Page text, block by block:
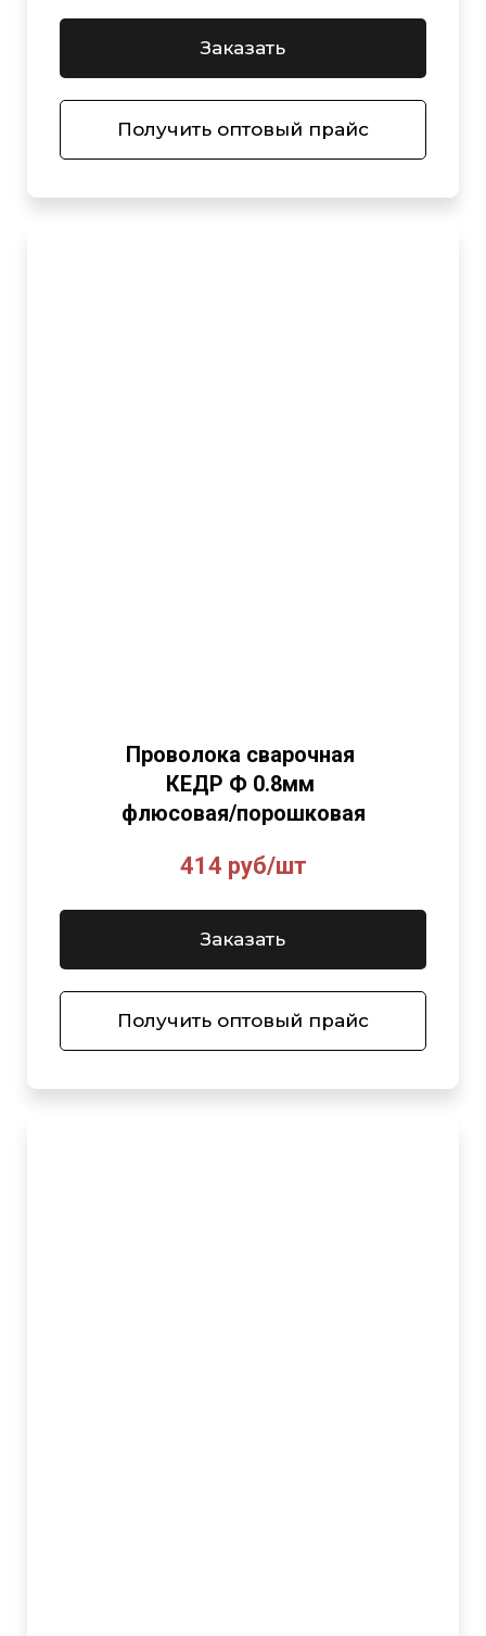
Заказать
Получить оптовый прайс
Проволока сварочная
КЕДР Ф 0.8мм
флюсовая/порошковая
414 руб/шт
Заказать
Получить оптовый прайс